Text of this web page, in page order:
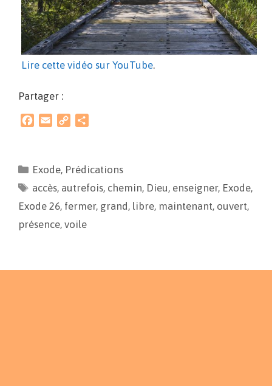
Lire cette vidéo sur YouTube.
Partager :
b
o
o
l
L
i
a
g
Exode, Prédications
accès, autrefois, chemin, Dieu, enseigner, Exode,
Exode 26, fermer, grand , libre, maintenant, ouvert,
présence, voile